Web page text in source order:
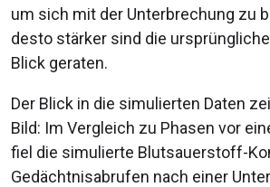
um sich mit der Unterbrechung zu
desto stärker sind die
Blick geraten.
Der Blick in die simulierten Daten
Bild: Im Vergleich zu Phasen vor
fiel die simulierte Blutsauerstoff-
Gedächtnisabrufen nach einer